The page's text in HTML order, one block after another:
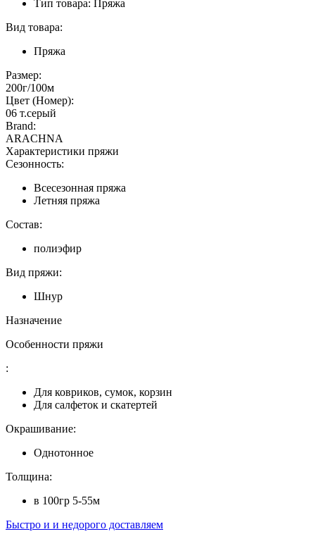
Тип товара: Пряжа
Вид товара:
Пряжа
Размер:
200г/100м
Цвет (Номер):
06 т.серый
Brand:
ARACHNA
Характеристики пряжи
Сезонность:
Всесезонная пряжа
Летняя пряжа
Состав:
полиэфир
Вид пряжи:
Шнур
Назначение
Особенности пряжи
:
Для ковриков, сумок, корзин
Для салфеток и скатертей
Окрашивание:
Однотонное
Толщина:
в 100гр 5-55м
Быстро и и недорого доставляем